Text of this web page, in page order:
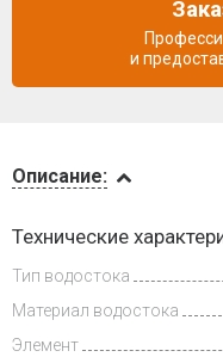
и оплата
Описание:
Технические
Тип водостока
Материал водостока
Элемент
и